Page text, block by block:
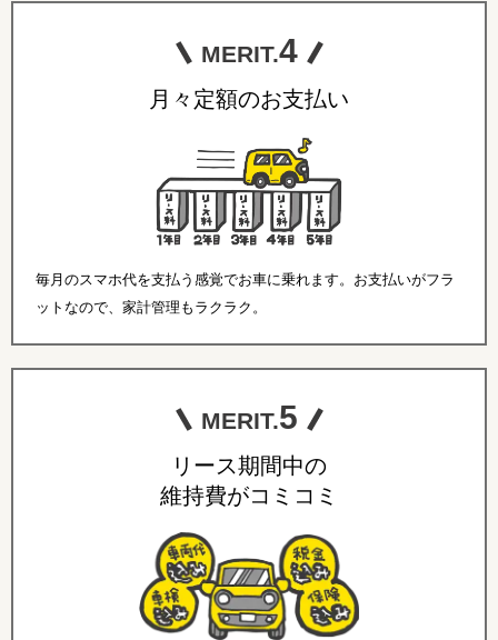
MERIT.4
月々定額のお支払い
毎月のスマホ代を支払う感覚でお車に乗れます。お支払いがフラ
ットなので、家計管理もラクラク。
MERIT.5
リース期間中の
維持費がコミコミ